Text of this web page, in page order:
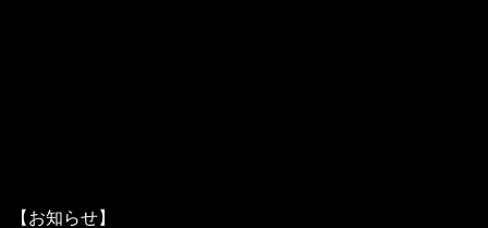
【お知らせ】